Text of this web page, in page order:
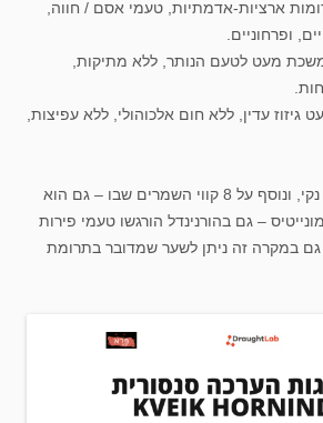
ארציות-אדמתיות, טעמי אסם / חווה,
ופרחוניים.
מעט לטעם הנותר, ללא מתיקות,
גיזוז עדין, ללא חום אלכוהולי, ללא עפיצות,
גם הורנינדל איננו בלנד נקי, ונוסף על 8 קווי השמרים שבו – גם הוא
– גם בהורנינדל הורגשו טעמי פירות
במקרה זה ניתן לשער שמדובר בתרומת